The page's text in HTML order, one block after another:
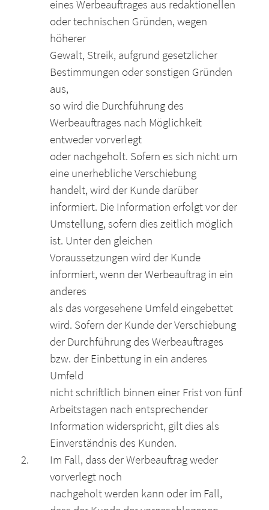
eines Werbeauftrages aus redaktionellen
oder technischen Gründen, wegen
höherer
Gewalt, Streik, aufgrund gesetzlicher
Bestimmungen oder sonstigen Gründen
aus,
so wird die Durchführung des
Werbeauftrages nach Möglichkeit
entweder vorverlegt
oder nachgeholt. Sofern es sich nicht um
eine unerhebliche Verschiebung
handelt, wird der Kunde darüber
informiert. Die Information erfolgt vor der
Umstellung, sofern dies zeitlich möglich
ist. Unter den gleichen
Voraussetzungen wird der Kunde
informiert, wenn der Werbeauftrag in ein
anderes
als das vorgesehene Umfeld eingebettet
wird. Sofern der Kunde der Verschiebung
der Durchführung des Werbeauftrages
bzw. der Einbettung in ein anderes
Umfeld
nicht schriftlich binnen einer Frist von fünf
Arbeitstagen nach entsprechender
Information widerspricht, gilt dies als
Einverständnis des Kunden.
Im Fall, dass der Werbeauftrag weder
vorverlegt noch
nachgeholt werden kann oder im Fall,